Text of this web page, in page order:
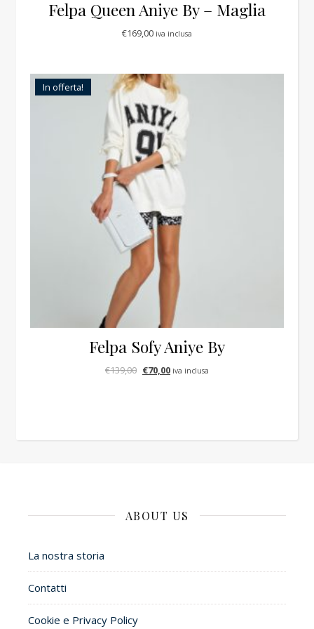
Felpa Queen Aniye By – Maglia
€169,00 iva inclusa
In offerta!
Felpa Sofy Aniye By
€139,00 Il prezzo originale era: €139,00.
€70,00Il prezzo attuale è: €70,00.
iva inclusa
ABOUT US
La nostra storia
Contatti
Cookie e Privacy Policy